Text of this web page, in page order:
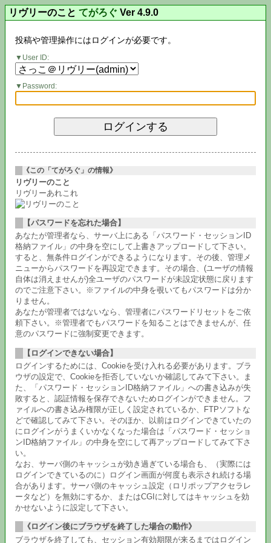
リヴリーのこと てがろぐ Ver 4.9.0
投稿や管理操作にはログインが必要です。
User ID:
Password:
《この「てがろぐ」の情報》
リヴリーのこと
リヴリーあれこれ
【パスワードを忘れた場合】
あなたが管理者なら、サーバ上にある「パスワード・セッションID
格納ファイル」の中身を空にして上書きアップロードして下さい。
すると、無条件ログインができるようになります。その後、管理メ
ニューからパスワードを再設定できます。その場合、(ユーザの情報
自体は消えませんが)全ユーザのパスワードが未設定状態に戻ります
のでご注意下さい。※ファイルの中身を覗いてもパスワードは分か
りません。
あなたが管理者ではないなら、管理者にパスワードリセットをご依
頼下さい。※管理者でもパスワードを知ることはできませんが、任
意のパスワードに強制変更できます。
【ログインできない場合】
ログインするためには、Cookieを受け入れる必要があります。ブラ
ウザの設定で、Cookieを拒否していないか確認してみて下さい。ま
た、「パスワード・セッションID格納ファイル」への書き込みが失
敗すると、認証情報を保存できないためログインができません。フ
ァイルへの書き込み権限が正しく設定されているか、FTPソフトな
どで確認してみて下さい。そのほか、以前はログインできていたの
にログインがうまくいかなくなった場合は「パスワード・セッショ
ンID格納ファイル」の中身を空にして再アップロードしてみて下さ
い。
なお、サーバ側のキャッシュが効き過ぎている場合も、（実際には
ログインできているのに）ログイン画面が何度も表示され続ける場
合があります。サーバ側のキャッシュ設定（ロリポップアクセラレ
ータなど）を無効にするか、またはCGIに対してはキャッシュを効
かせないように設定して下さい。
《ログイン後にブラウザを終了した場合の動作》
ブラウザを終了しても、セッション有効期限が来るまではログイン